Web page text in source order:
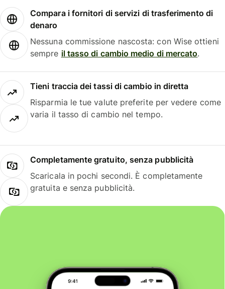
Compara i fornitori di servizi di trasferimento di
denaro
Nessuna commissione nascosta: con Wise ottieni
sempre il tasso di cambio medio di mercato.
Tieni traccia dei tassi di cambio in diretta
Risparmia le tue valute preferite per vedere come
varia il tasso di cambio nel tempo.
Completamente gratuito, senza pubblicità
Scaricala in pochi secondi. È completamente
gratuita e senza pubblicità.